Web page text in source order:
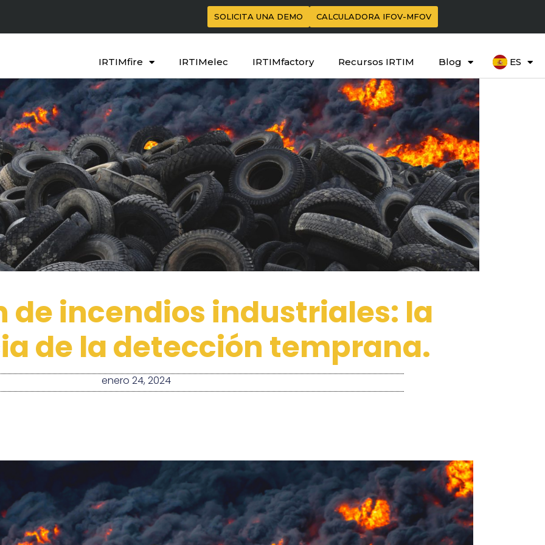
SOLICITA UNA DEMO CALCULADORA IFOV-MFOV
IRTIMfire IRTIMelec IRTIMfactory Recursos IRTIM Blog ES
de incendios industriales: la
de la detección temprana.
enero 24, 2024